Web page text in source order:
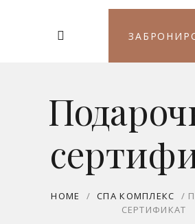
HOME / СПА КОМПЛЕКС
/
СЕРТИФИКАТ